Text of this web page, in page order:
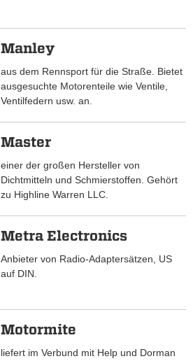
Manley
aus dem Rennsport für die Straße. Bietet
ausgesuchte Motorenteile wie Ventile,
Ventilfedern usw. an.
Master
einer der großen Hersteller von
Dichtmitteln und Schmierstoffen. Gehört
zu Highline Warren LLC.
Metra Electronics
Anbieter von Radio-Adaptersätzen, US
auf DIN.
Motormite
liefert im Verbund mit Help und Dorman